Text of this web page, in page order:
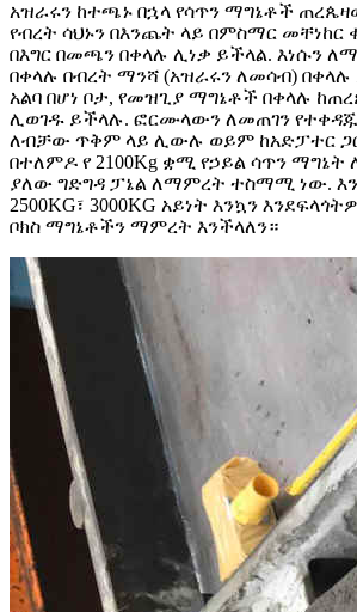
አዝራሩን ከተጫኑ በኋላ የሳጥን ማግኔቶች
የብረት ሳህኑን በእንጨት ላይ በምስማር መቸነከር
በእግር በመጫን በቀላሉ ሊነቃ ይችላል. እነሱን
በቀላሉ በብረት ማንሻ (አዝራሩን ለመሳብ)
አልባ በሆነ ቦታ, የመዝጊያ ማግኔቶች በቀላሉ
ሊወገዱ ይችላሉ. ፎርሙላውን ለመጠገን የተቀዳጁ
ለብቻው ጥቅም ላይ ሊውሉ ወይም ከአድፓተር
በተለምዶ የ 2100Kg ቋሚ የኃይል ሳጥን
ያለው ግድግዳ ፓኔል ለማምረት ተስማሚ ነው.
2500KG፣ 3000KG አይነት እንኳን
ቦክስ ማግኔቶችን ማምረት እንችላለን።